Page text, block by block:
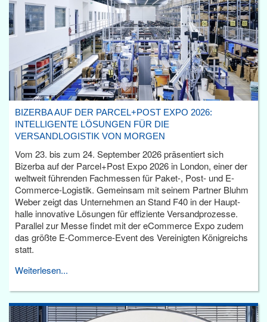
BIZERBA AUF DER PARCEL+POST EXPO 2026:
INTELLIGENTE LÖSUNGEN FÜR DIE
VERSANDLOGISTIK VON MORGEN
Vom 23. bis zum 24. September 2026 präsentiert sich
Bizerba auf der Parcel+Post Expo 2026 in London, einer der
weltweit führenden Fachmessen für Paket-, Post- und E-
Commerce-Logistik. Gemeinsam mit seinem Partner Bluhm
Weber zeigt das Unternehmen an Stand F40 in der Haupt­
halle innovative Lösungen für effiziente Versandprozesse.
Parallel zur Messe findet mit der eCommerce Expo zudem
das größte E-Commerce-Event des Vereinigten Königreichs
statt.
Weiterlesen...